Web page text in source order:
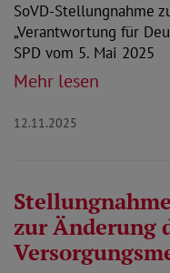
SoVD-Stellungnahme
„Verantwortung für
SPD vom 5. Mai 2025
Mehr lesen
12.11.2025
zur Änderung